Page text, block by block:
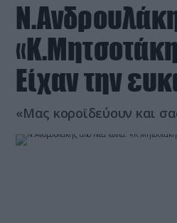
Είχαν την
«Μας κοροϊδεύουν και